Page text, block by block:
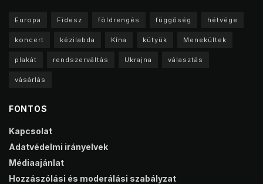
Europa Fidesz földrengés függőség hétvége
koncert kézilabda Kína kütyük Menekültek
plakát rendszerváltás Ukrajna választás
vásárlás
FONTOS
Kapcsolat
Adatvédelmi irányelvek
Médiaajánlat
Hozzászólási és moderálási szabályzat